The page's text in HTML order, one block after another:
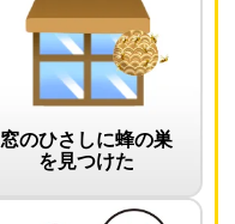
窓のひさしに蜂の巣
を見つけた